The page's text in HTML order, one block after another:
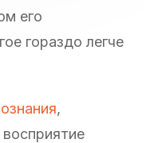
его
гораздо легче
,